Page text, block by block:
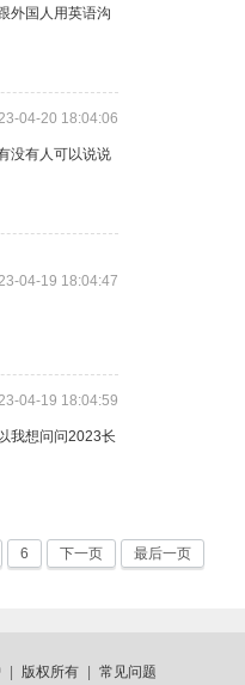
外国人用英语沟
04-20 18:04:06
没有人可以说说​
04-19 18:04:47
04-19 18:04:59
我想问问​2023长
6 下一页 最后一页
版权所有 常见问题